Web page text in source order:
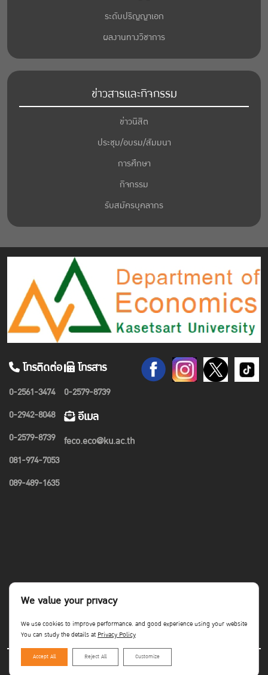
ระดับปริญญาเอก
ผลงานทางวิชาการ
ข่าวสารและกิจกรรม
ข่าวนิสิต
ประชุม/อบรม/สัมมนา
การศึกษา
กิจกรรม
รับสมัครบุคลากร
โทรติดต่อ
0-2561-3474
0-2942-8048
0-2579-8739
081-974-7053
089-489-1635
โทรสาร
0-2579-8739
อีเมล
feco.eco@ku.ac.th
Copyright©Faculty of Economics KU
We value your privacy
We use cookies to improve performance. and good experience using your website
You can study the details atPrivacy Policy
Accept All Reject All Customize